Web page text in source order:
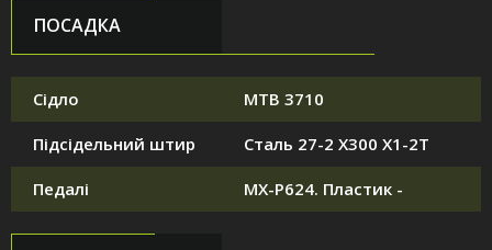
ПОСАДКА
Сідло MTB 3710
Підсідельний штир Сталь 27-2 X300 X1-2T
Педалі MX-P624. Пластик -